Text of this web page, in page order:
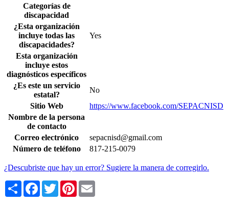
Categorías de
discapacidad
¿Esta organización
incluye todas las
discapacidades?
Yes
Esta organización
incluye estos
diagnósticos específicos
¿Es este un servicio
estatal?
No
Sitio Web
https://www.facebook.com/SEPACNISD
Nombre de la persona
de contacto
Correo electrónico
sepacnisd@gmail.com
Número de teléfono
817-215-0079
¿Descubriste que hay un error? Sugiere la manera de corregirlo.
Share Facebook
TwitterPinterest